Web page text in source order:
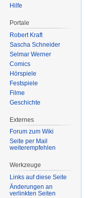
Hilfe
Portale
Robert Kraft
Sascha Schneider
Selmar Werner
Comics
Hörspiele
Festspiele
Filme
Geschichte
Externes
Forum zum Wiki
Seite per Mail
weiterempfehlen
Werkzeuge
Links auf diese Seite
Änderungen an
verlinkten Seiten